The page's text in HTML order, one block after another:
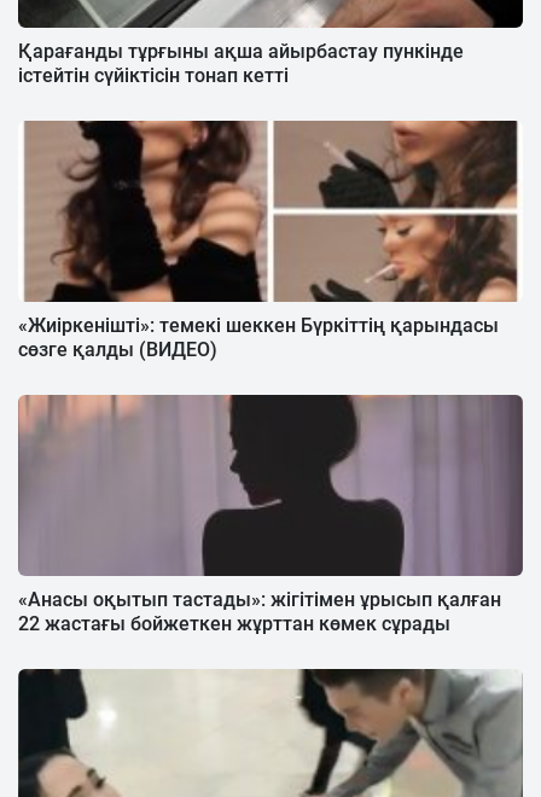
Қарағанды тұрғыны ақша айырбастау пункінде
істейтін сүйіктісін тонап кетті
«Жиіркенішті»: темекі шеккен Бүркіттің қарындасы
сөзге қалды (ВИДЕО)
«Анасы оқытып тастады»: жігітімен ұрысып қалған
22 жастағы бойжеткен жұрттан көмек сұрады